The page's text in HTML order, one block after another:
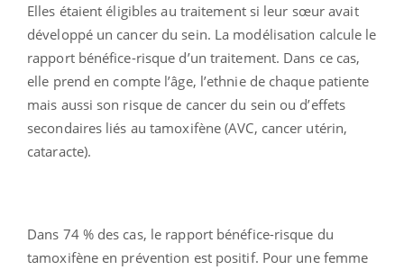
Elles étaient éligibles au traitement si leur sœur avait
développé un cancer du sein. La modélisation calcule le
rapport bénéfice-risque d’un traitement. Dans ce cas,
elle prend en compte l’âge, l’ethnie de chaque patiente
mais aussi son risque de cancer du sein ou d’effets
secondaires liés au tamoxifène (AVC, cancer utérin,
cataracte).
Dans 74 % des cas, le rapport bénéfice-risque du
tamoxifène en prévention est positif. Pour une femme